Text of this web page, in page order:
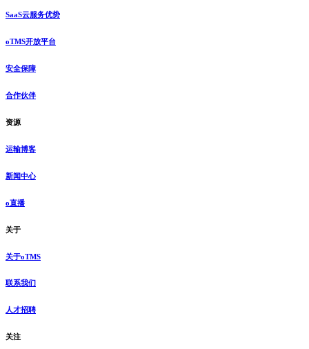
SaaS云服务优势
oTMS开放平台
安全保障
合作伙伴
资源
运输博客
新闻中心
o直播
关于
关于oTMS
联系我们
人才招聘
关注